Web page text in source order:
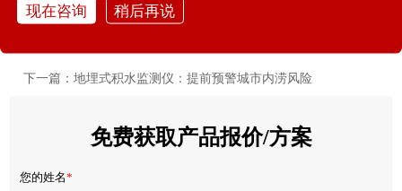
下一篇：地埋式积水监测仪：提前预警城市内涝风险
免费获取产品报价/方案
您的姓名*
现在咨询 稍后再说